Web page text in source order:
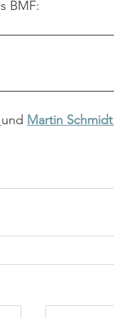
BMF:
und Martin Schmidt